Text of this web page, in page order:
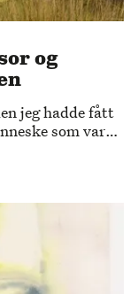
og
jeg hadde fått
som var
på Trafo